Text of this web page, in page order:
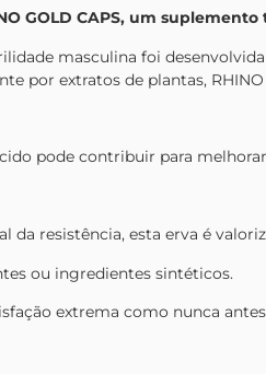
GOLD CAPS, um
masculina foi
por extratos de plantas,
pode contribuir para
da resistência, esta erva é
ou ingredientes sintéticos.
extrema como nunca